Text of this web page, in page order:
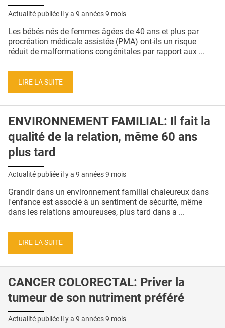
L'APP
PUBLICITÉ
CONTACT
Actualité publiée il y a 9 années 9 mois
Les bébés nés de femmes âgées de 40 ans et plus par
procréation médicale assistée (PMA) ont-ils un risque
réduit de malformations congénitales par rapport aux ...
LIRE LA SUITE
ENVIRONNEMENT FAMILIAL: Il fait la
qualité de la relation, même 60 ans
plus tard
Actualité publiée il y a 9 années 9 mois
Grandir dans un environnement familial chaleureux dans
l'enfance est associé à un sentiment de sécurité, même
dans les relations amoureuses, plus tard dans a ...
LIRE LA SUITE
CANCER COLORECTAL: Priver la
tumeur de son nutriment préféré
Actualité publiée il y a 9 années 9 mois